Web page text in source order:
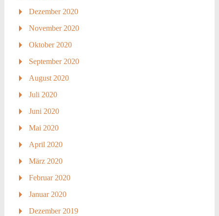
Dezember 2020
November 2020
Oktober 2020
September 2020
August 2020
Juli 2020
Juni 2020
Mai 2020
April 2020
März 2020
Februar 2020
Januar 2020
Dezember 2019